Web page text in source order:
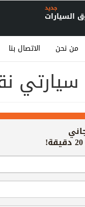
السيارات
جديد
من نحن الاتصال بنا